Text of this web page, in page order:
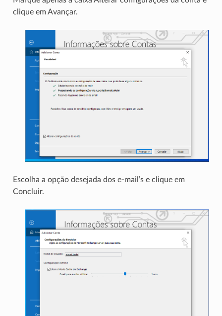
clique em Avançar.
Escolha a opção desejada dos e-mail’s e clique em
Concluir.